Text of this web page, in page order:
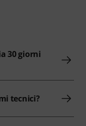
30 giorni
tecnici?